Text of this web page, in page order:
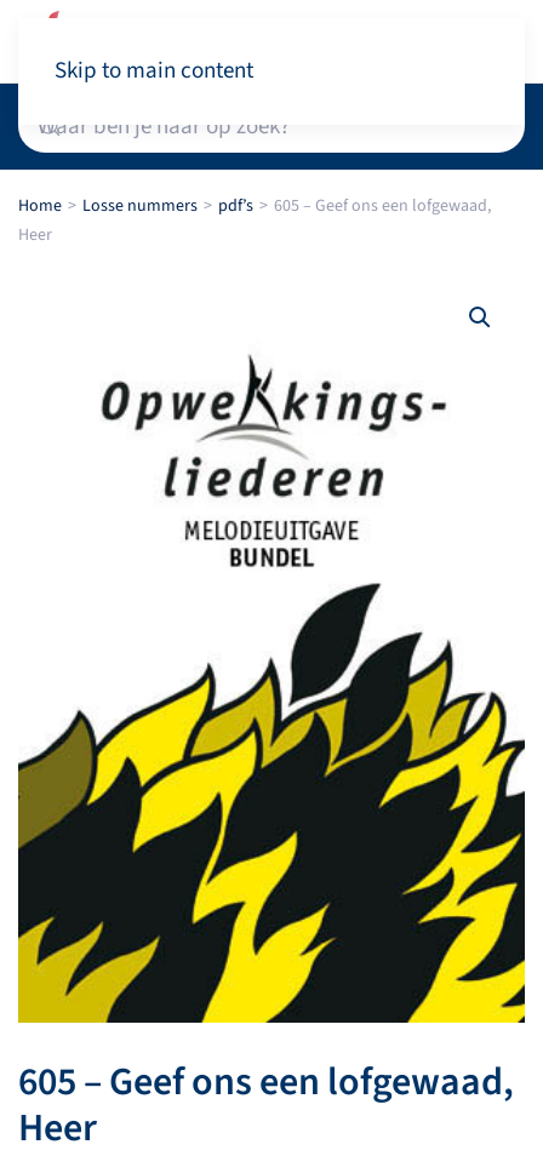
Skip to main content
Home Losse nummers pdf’s
605 – Geef ons een lofgewaad,
Heer
605 – Geef ons een lofgewaad,
Heer